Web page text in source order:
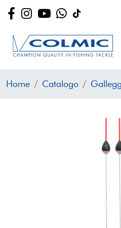
Home Catalogo